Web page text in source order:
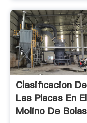
Clasificacion De
Las Placas En El
Molino De